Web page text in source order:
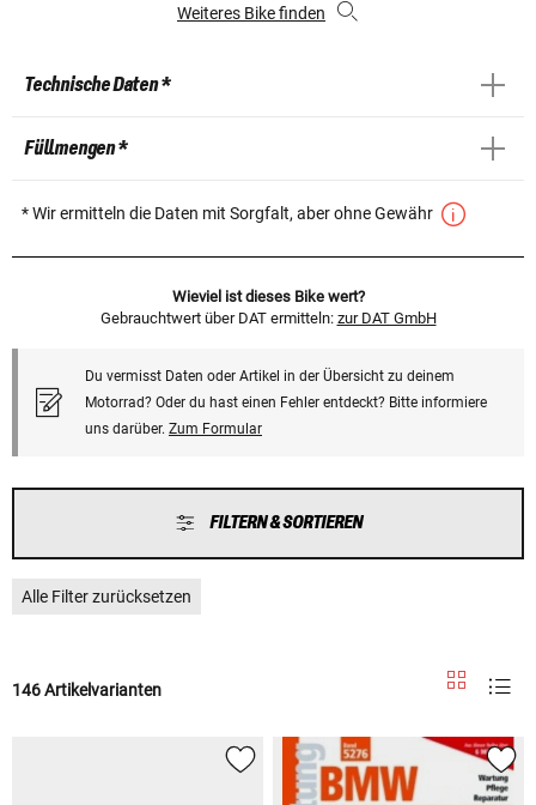
Weiteres Bike finden
Technische Daten *
Füllmengen *
* Wir ermitteln die Daten mit Sorgfalt, aber ohne Gewähr
Wieviel ist dieses Bike wert?
Gebrauchtwert über DAT ermitteln: zur DAT GmbH
Du vermisst Daten oder Artikel in der Übersicht zu deinem
Motorrad? Oder du hast einen Fehler entdeckt? Bitte informiere
uns darüber. Zum Formular
FILTERN & SORTIEREN
Alle Filter zurücksetzen
146 Artikelvarianten